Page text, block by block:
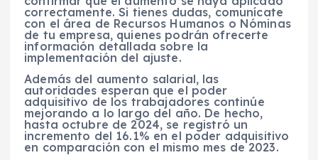
correctamente. Si tienes dudas, comunícate
con el área de Recursos Humanos o Nóminas
de tu empresa, quienes podrán ofrecerte
información detallada sobre la
implementación del ajuste.
Además del aumento salarial, las
autoridades esperan que el poder
adquisitivo de los trabajadores continúe
mejorando a lo largo del año. De hecho,
hasta octubre de 2024, se registró un
incremento del 16.1% en el poder adquisitivo
en comparación con el mismo mes de 2023.